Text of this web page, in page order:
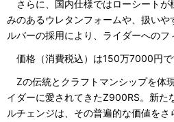
さらに、国内仕様ではローシートが
みのあるウレタンフォームや、扱いや
ルバーの採用により、ライダーへのフ
価格（消費税込）は150万7000円で
Zの伝統とクラフトマンシップを体
イダーに愛されてきたZ900RS。新た
ルチェンジは、その普遍的な価値を